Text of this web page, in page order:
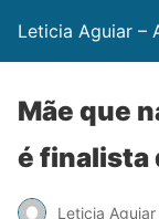
Leticia Aguiar –
Mãe que
é finalista
Leticia Aguiar